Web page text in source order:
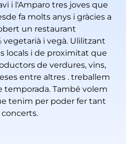
i l'Amparo tres joves que
fa molts anys i gràcies a
un restaurant
vegetarià i vegà. Ulilitzant
locals i de proximitat que
de verdures, vins,
entre altres . treballem
temporada. També volem
tenim per poder fer tant